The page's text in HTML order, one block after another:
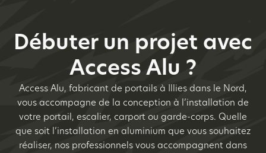
Débuter un projet avec
Access Alu ?
Access Alu, fabricant de portails à Illies dans le Nord,
vous accompagne de la conception à l’installation de
votre portail, escalier, carport ou garde-corps. Quelle
que soit l’installation en aluminium que vous souhaitez
réaliser, nos professionnels vous accompagnent dans